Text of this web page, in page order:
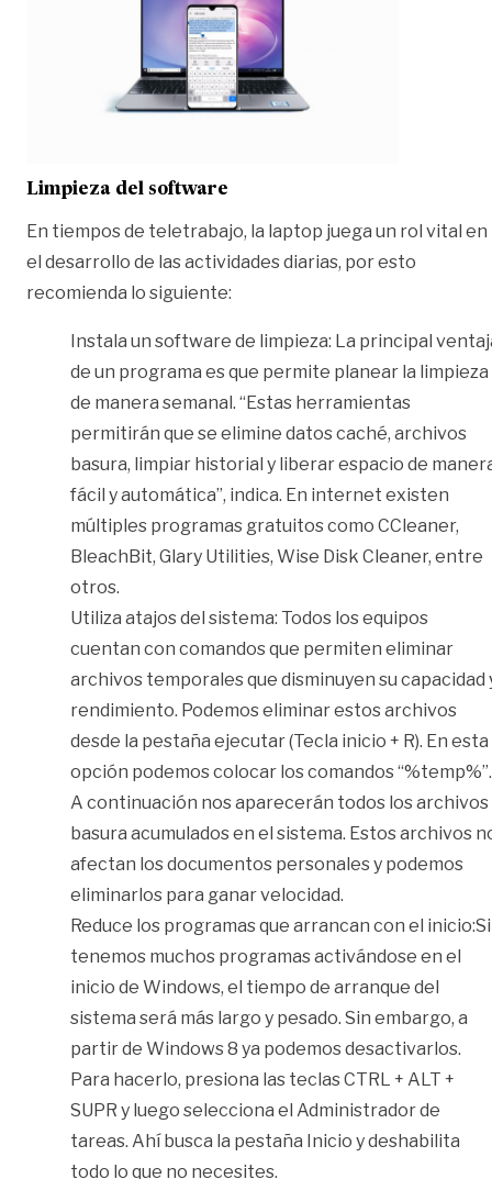
Limpieza del software
En tiempos de teletrabajo, la laptop juega un rol vital en
el desarrollo de las actividades diarias, por esto
recomienda lo siguiente:
Instala un software de limpieza: La principal
de un programa es que permite planear la limpieza
de manera semanal. “Estas herramientas
permitirán que se elimine datos caché, archivos
basura, limpiar historial y liberar espacio de
fácil y automática”, indica. En internet existen
múltiples programas gratuitos como CCleaner,
BleachBit, Glary Utilities, Wise Disk Cleaner, entre
otros.
Utiliza atajos del sistema: Todos los equipos
cuentan con comandos que permiten eliminar
archivos temporales que disminuyen su capacidad
rendimiento. Podemos eliminar estos archivos
desde la pestaña ejecutar (Tecla inicio + R). En esta
opción podemos colocar los comandos “%temp%”.
A continuación nos aparecerán todos los archivos
basura acumulados en el sistema. Estos archivos
afectan los documentos personales y podemos
eliminarlos para ganar velocidad.
Reduce los programas que arrancan con el inicio:Si
tenemos muchos programas activándose en el
inicio de Windows, el tiempo de arranque del
sistema será más largo y pesado. Sin embargo, a
partir de Windows 8 ya podemos desactivarlos.
Para hacerlo, presiona las teclas CTRL + ALT +
SUPR y luego selecciona el Administrador de
tareas. Ahí busca la pestaña Inicio y deshabilita
todo lo que no necesites.